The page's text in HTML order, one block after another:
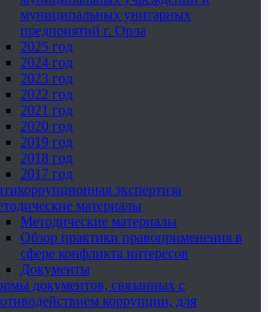
муниципальных унитарных
предприятий г. Орла
2025 год
2024 год
2023 год
2022 год
2021 год
2020 год
2019 год
2018 год
2017 год
экспертиза
материалы
Методические материалы
Обзор практики правоприменения в
сфере конфликта интересов
Документы
документов, связанных с
коррупции, для